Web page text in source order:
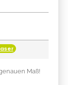
Maß!